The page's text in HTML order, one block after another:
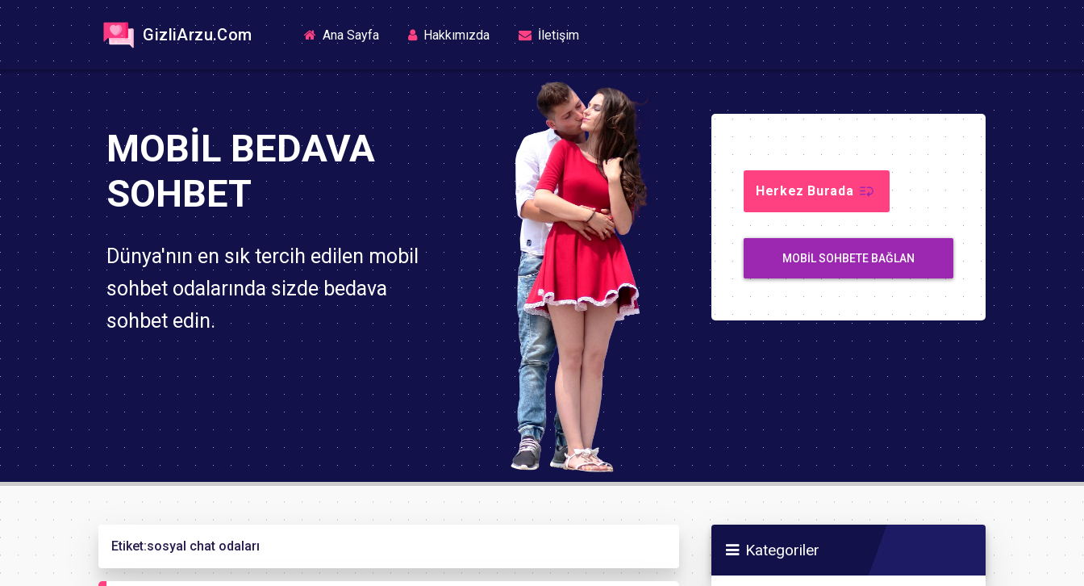
GizliArzu.Com Ana Sayfa(current)Hakkımızda İletişim
MOBIL BEDAVA
SOHBET
Dünya'nın en sık tercih edilen mobil
sohbet odalarında sizde bedava
sohbet edin.
Herkez Burada
MOBIL SOHBETE BAĞLAN
Etiket:sosyal chat odaları Kategoriler